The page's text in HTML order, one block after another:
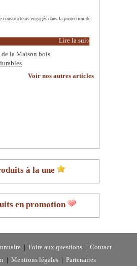
constructeurs engagés dans la protection de
Lire la suite
de la Maison bois
Voir nos autres articles
à la une
en promotion
Foire aux questions
Contact
Mentions légales Partenaires